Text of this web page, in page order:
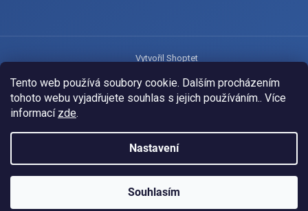
Tento web používá soubory cookie. Dalším procházením
tohoto webu vyjadřujete souhlas s jejich používáním.. Více
informací zde.
Nastavení
Souhlasím
Vytvořil Shoptet
Copyright 2026www.josport.cz. Všechna práva vyhrazena.